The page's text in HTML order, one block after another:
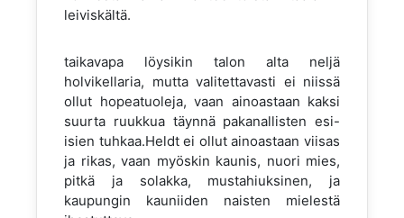
leiviskältä.
taikavapa löysikin talon alta neljä
holvikellaria, mutta valitettavasti ei niissä
ollut hopeatuoleja, vaan ainoastaan kaksi
suurta ruukkua täynnä pakanallisten esi-
isien tuhkaa.Heldt ei ollut ainoastaan viisas
ja rikas, vaan myöskin kaunis, nuori mies,
pitkä ja solakka, mustahiuksinen, ja
kaupungin kauniiden naisten mielestä